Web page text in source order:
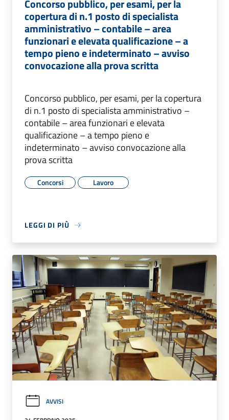
Concorso pubblico, per esami, per la
copertura di n.1 posto di specialista
amministrativo – contabile – area
funzionari e elevata qualificazione – a
tempo pieno e indeterminato – avviso
convocazione alla prova scritta
Concorso pubblico, per esami, per la copertura
di n.1 posto di specialista amministrativo –
contabile – area funzionari e elevata
qualificazione – a tempo pieno e
indeterminato – avviso convocazione alla
prova scritta
Concorsi Lavoro
LEGGI DI PIÙ
AVVISI